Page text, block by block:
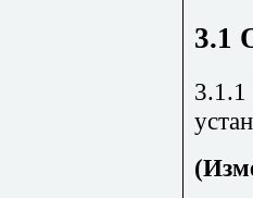
3.1
3.1.1